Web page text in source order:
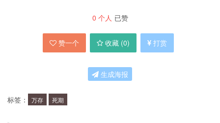
有没有其他存款方式？
除了定期存款之外，还有很多其他存款方式。例
如，活期存款、零存整取、通知存款等。不同的存
款方式利率不同，可以根据自己的需求选择。
0 个人 已赞
赞一个 收藏 (0) 打赏
生成海报
标签： 万存 死期